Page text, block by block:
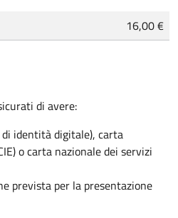
16,00 €
di avere:
di identità digitale), carta
o carta nazionale dei servizi
prevista per la presentazione